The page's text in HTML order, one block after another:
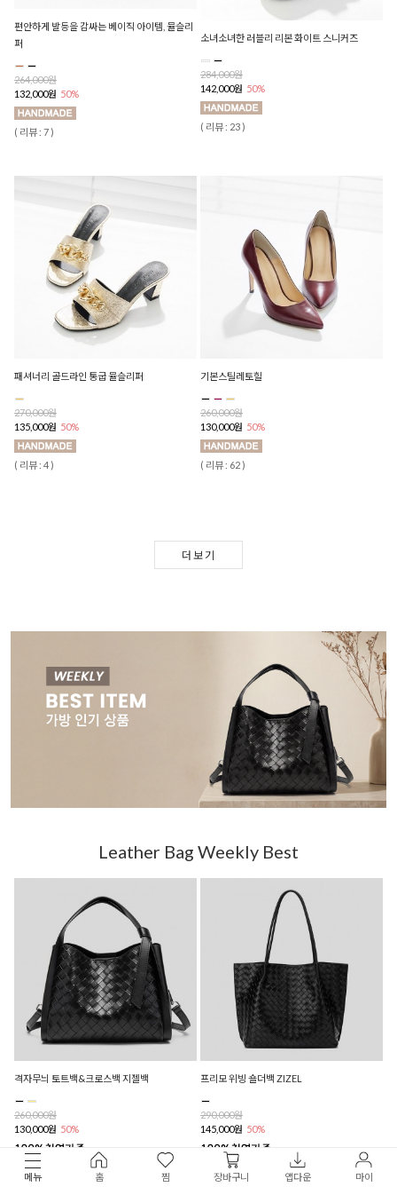
편안하게 발등을 감싸는 베이직 아이템, 뮬슬리
퍼
264,000원
132,000원 50%
( 리뷰 : 7 )
소녀소녀한 러블리 리본 화이트 스니커즈
284,000원
142,000원 50%
( 리뷰 : 23 )
패셔너리 골드라인 통굽 뮬슬리퍼
270,000원
135,000원 50%
( 리뷰 : 4 )
기본스틸레토힐
260,000원
130,000원 50%
( 리뷰 : 62 )
더보기
Leather Bag Weekly Best
격자무늬 토트백&크로스백 지젤백
260,000원
130,000원 50%
( 리뷰 : 109 )
프리모 위빙 숄더백 ZIZEL
290,000원
145,000원 50%
( 리뷰 : 111 )
메뉴
홈 찜 장바구니 앱다운 마이